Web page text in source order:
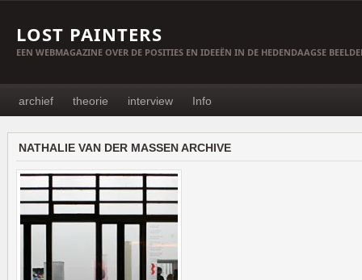
LOST PAINTERS
EEN WEBMAGAZINE OVER DE POSITIES EN IDEEËN IN DE HEDENDAAGSE
archief theorie interview Info
NATHALIE VAN DER MASSEN ARCHIVE